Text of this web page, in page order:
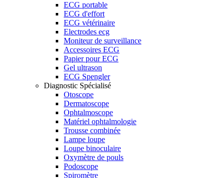
ECG portable
ECG d'effort
ECG vétérinaire
Electrodes ecg
Moniteur de surveillance
Accessoires ECG
Papier pour ECG
Gel ultrason
ECG Spengler
Diagnostic Spécialisé
Otoscope
Dermatoscope
Ophtalmoscope
Matériel ophtalmologie
Trousse combinée
Lampe loupe
Loupe binoculaire
Oxymètre de pouls
Podoscope
Spiromètre